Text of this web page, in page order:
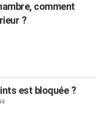
comment
?
est bloquée ?